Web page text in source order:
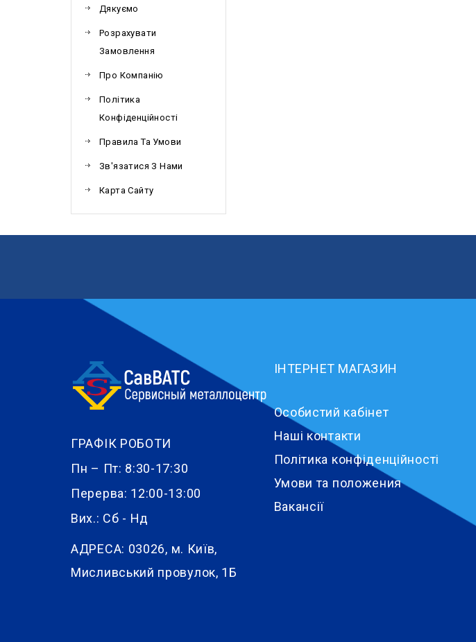
Дякуємо
Розрахувати
Замовлення
Про Компанію
Політика
Конфіденційності
Правила Та Умови
Зв'язатися З Нами
Карта Сайту
ГРАФІК РОБОТИ
Пн – Пт: 8:30-17:30
Перерва: 12:00-13:00
Вих.: Сб - Нд
АДРЕСА: 03026, м. Київ,
Мисливський провулок, 1Б
ІНТЕРНЕТ МАГАЗИН
Особистий кабінет
Наші контакти
Політика конфіденційності
Умови та положения
Вакансії